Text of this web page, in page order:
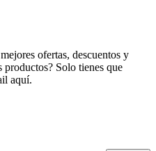
ofertas, descuentos y
productos? Solo tienes que
aquí.